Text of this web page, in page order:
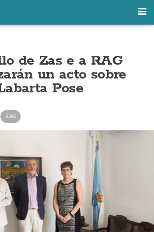
de Zas e a RAG
un acto sobre
Pose
RAG